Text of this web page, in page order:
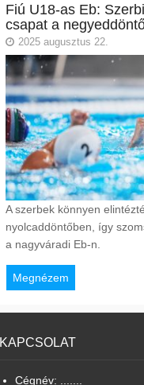
Fiú U18-as Eb:
csapat a
2025 augusztus 22.
A szerbek könnyen
nyolcaddöntőben, így
a nagyváradi Eb-n.
Megnézem
KAPCSOLAT
Cégnév: .......